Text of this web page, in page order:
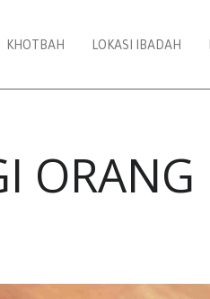
KHOTBAH LOKASI IBADAH
ORANG